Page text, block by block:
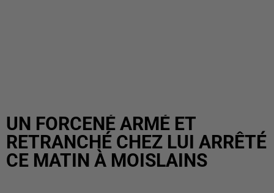
UN FORCENÉ ARMÉ ET
RETRANCHÉ CHEZ LUI ARRÊTÉ
CE MATIN À MOISLAINS